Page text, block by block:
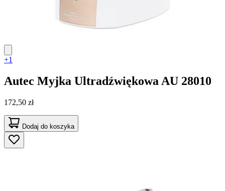
+1
Autec Myjka Ultradźwiękowa AU 28010
172,50 zł
Dodaj do koszyka